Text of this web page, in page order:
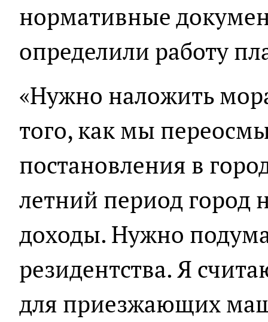
нормативные
определили работу
«Нужно наложить
того, как мы
постановления в
летний период город
доходы. Нужно
резидентства. Я
для приезжающих